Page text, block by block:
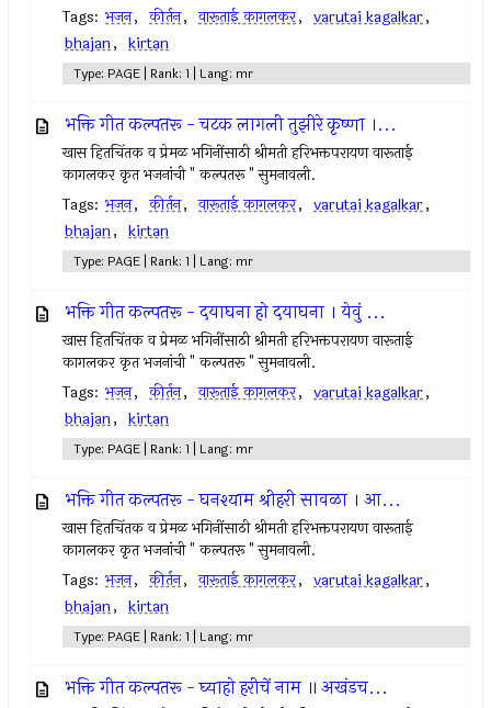
Tags: भजन, कीर्तन, वारूताई कागलकर, varutai kagalkar,
bhajan, kirtan
Type: PAGE | Rank: 1 | Lang: mr
भक्ति गीत कल्पतरू - चटक लागली तुझीरे कृष्णा ।...
खास हितचिंतक व प्रेमळ भगिनींसाठी श्रीमती हरिभक्तपरायण वारूताई
कागलकर कृत भजनांची " कल्पतरू " सुमनावली.
Tags: भजन, कीर्तन, वारूताई कागलकर, varutai kagalkar,
bhajan, kirtan
Type: PAGE | Rank: 1 | Lang: mr
भक्ति गीत कल्पतरू - दयाघना हो दयाघना । येवुं ...
खास हितचिंतक व प्रेमळ भगिनींसाठी श्रीमती हरिभक्तपरायण वारूताई
कागलकर कृत भजनांची " कल्पतरू " सुमनावली.
Tags: भजन, कीर्तन, वारूताई कागलकर, varutai kagalkar,
bhajan, kirtan
Type: PAGE | Rank: 1 | Lang: mr
भक्ति गीत कल्पतरू - घनश्याम श्रीहरी सावळा । आ...
खास हितचिंतक व प्रेमळ भगिनींसाठी श्रीमती हरिभक्तपरायण वारूताई
कागलकर कृत भजनांची " कल्पतरू " सुमनावली.
Tags: भजन, कीर्तन, वारूताई कागलकर, varutai kagalkar,
bhajan, kirtan
Type: PAGE | Rank: 1 | Lang: mr
भक्ति गीत कल्पतरू - घ्याहो हरीचें नाम ॥ अखंडच...